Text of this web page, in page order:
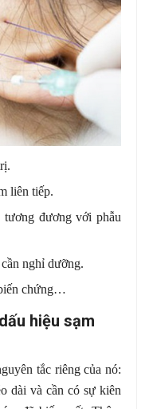
liên tiếp.
đương với phẫu
nghỉ dưỡng.
chứng…
hiệu sạm
tắc riêng của nó:
dài và cần có sự kiên